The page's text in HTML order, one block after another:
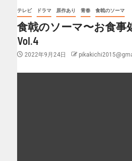
テレビ ドラマ 原作あり 青春 食戟のソーマ
食戟のソーマ〜お食事
Vol.4
2022年9月24日